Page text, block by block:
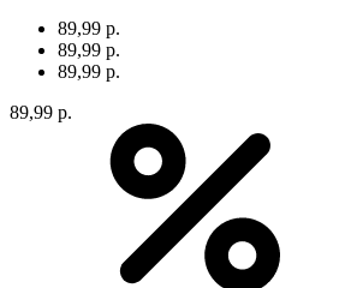
89,99 р.
89,99 р.
89,99 р.
89,99 р.